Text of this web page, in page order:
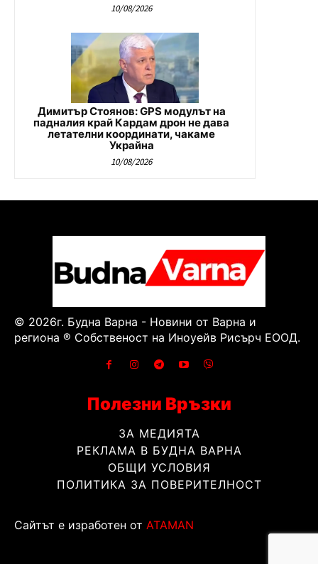
10/08/2026
Димитър Стоянов: GPS модулът на
падналия край Кардам дрон не дава
летателни координати, чакаме
Украйна
10/08/2026
© 2026г. Будна Варна - Новини от Варна и
региона ® Собственост на Иноуейв Рисърч ЕООД.
Полезни Връзки
ЗА МЕДИЯТА
РЕКЛАМА В БУДНА ВАРНА
ОБЩИ УСЛОВИЯ
ПОЛИТИКА ЗА ПОВЕРИТЕЛНОСТ
Сайтът е изработен от ATAMAN